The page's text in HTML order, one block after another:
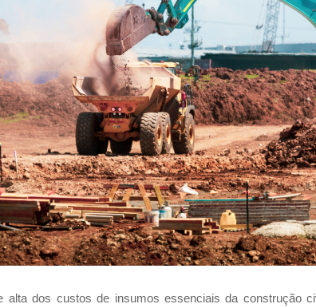
alta dos custos de insumos essenciais da construção